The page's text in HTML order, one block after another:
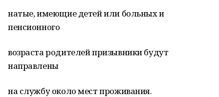
натые, имеющие детей или больных и
пенсионного
возраста родителей призывники будут
направлены
на службу около мест проживания.